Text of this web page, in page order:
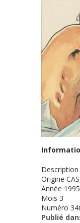
Description
Origine
Année 1995
Mois 3
Numéro
Publié